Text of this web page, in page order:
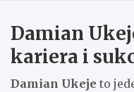
Damian
kariera i
Damian Ukeje to